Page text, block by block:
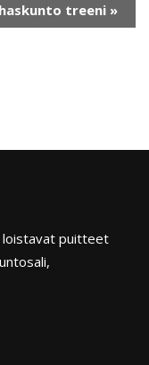
treeni »
loistavat puitteet